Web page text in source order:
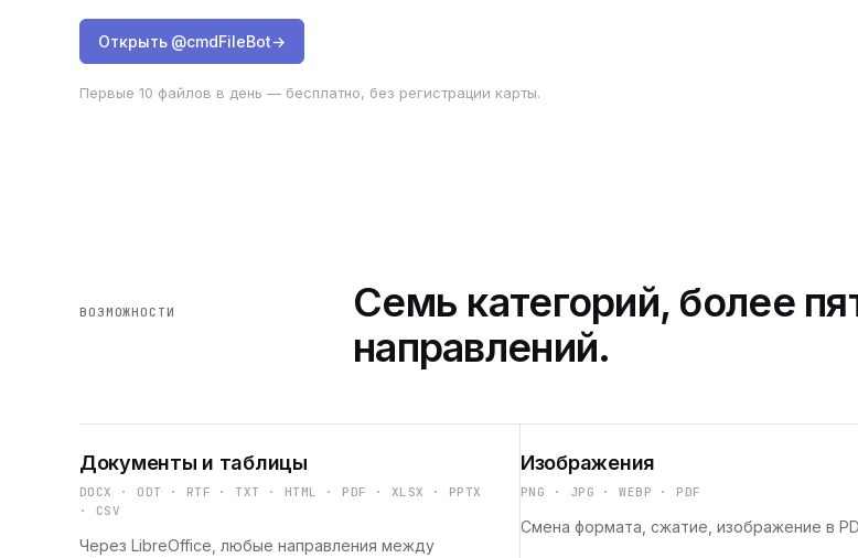
Открыть @cmdFileBot→
Первые 10 файлов в день — бесплатно, без регистрации карты.
ВОЗМОЖНОСТИ
Семь категорий, более
направлений.
Документы и таблицы
DOCX · ODT · RTF · TXT · HTML · PDF · XLSX · PPTX
· CSV
Через LibreOffice, любые направления между
Изображения
PNG · JPG · WEBP · PDF
Смена формата, сжатие, изображение в